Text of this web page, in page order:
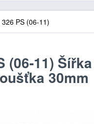
PS (06-11)
(06-11)
30mm